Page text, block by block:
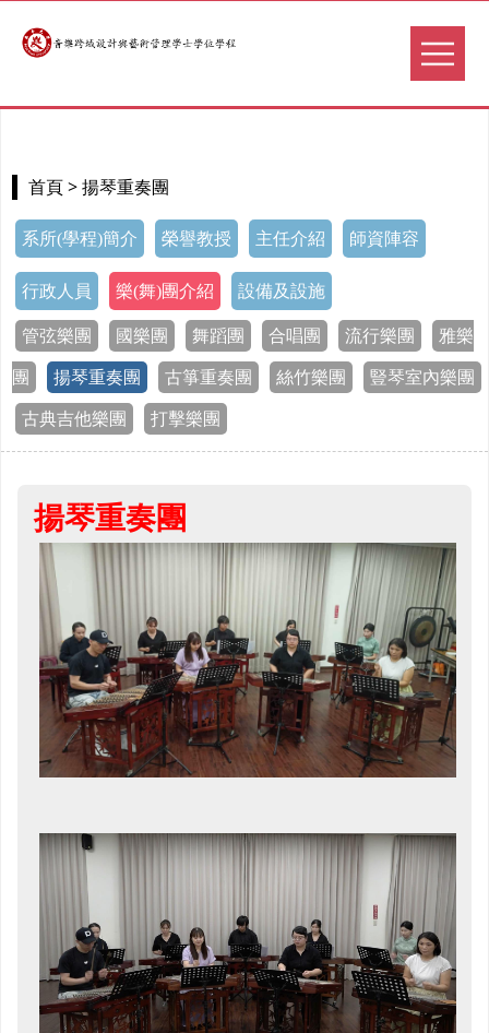
首頁 > 揚琴重奏團
系所(學程)簡介 榮譽教授 主任介紹 師資陣容
行政人員 樂(舞)團介紹 設備及設施
管弦樂團 國樂團 舞蹈團 合唱團 流行樂團 雅樂
團 揚琴重奏團 古箏重奏團 絲竹樂團 豎琴室內樂團
古典吉他樂團 打擊樂團
揚琴重奏團